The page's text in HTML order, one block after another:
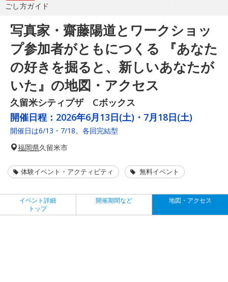
ごし方ガイド
写真家・齋藤陽道とワークショッ
プ参加者がともにつくる 『あなた
の好きを掘ると、新しいあなたが
いた』の地図・アクセス
久留米シティプザ Cボックス
開催日程： 2026年6月13日(土)・7月18日(土)
開催日は6/13・7/18。各回完結型
福岡県久留米市
体験イベント・アクティビティ 無料イベント
イベント詳細
トップ
開催期間など 地図・アクセス